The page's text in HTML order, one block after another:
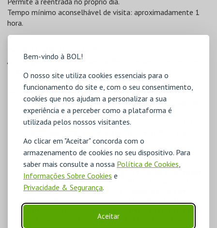
Bem-vindo à BOL!
O nosso site utiliza cookies essenciais para o
funcionamento do site e, com o seu consentimento,
cookies que nos ajudam a personalizar a sua
experiência e a perceber como a plataforma é
utilizada pelos nossos visitantes.
Ao clicar em "Aceitar" concorda com o
armazenamento de cookies no seu dispositivo. Para
saber mais consulte a nossa Política de Cookies,
Informações Sobre Cookies e
Privacidade & Segurança.
Aceitar
Tempo mínimo aconselhável de visita: aproximadamente 1
hora.
Áudio-guia para visita aos jardins e espaços exteriores:
1,50€
O acesso ao recinto é feito mediante apresentação dos
ingressos na portaria.
O bilhete permite acesso às áreas exteriores durante
18h00) pelo que, nesta modalidade, deve selecionar o
horário das 9h00, disponivel diariamente,
A Fundação da Casa de Mateus não dispõe de
estacionamento automóvel no interiror da propriedade.
As modalidades de Bilhete Família estão sujeitas à
apresentação, na portaria da Fundação da Casa de
parentesco dos respetivos titulares. São elegíveis para
os Bilhetes de Família apenas as famílias nucleares,